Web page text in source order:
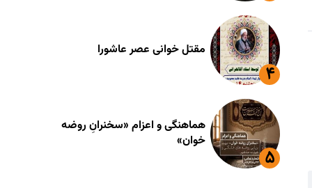
مقتل خوانی عصر عاشورا
هماهنگی و اعزام «سخنرانِ روضه
خوان»